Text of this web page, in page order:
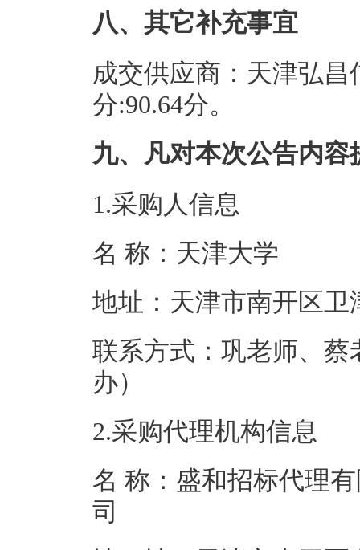
八、其它补充事宜
成交供应商：天津弘
分:90.64分。
九、凡对本次公告内
1.采购人信息
名 称：天津
地址：天津市
联系方式：巩老师、蔡
办）
2.采购代理机构信息
名 称：盛和招标代理